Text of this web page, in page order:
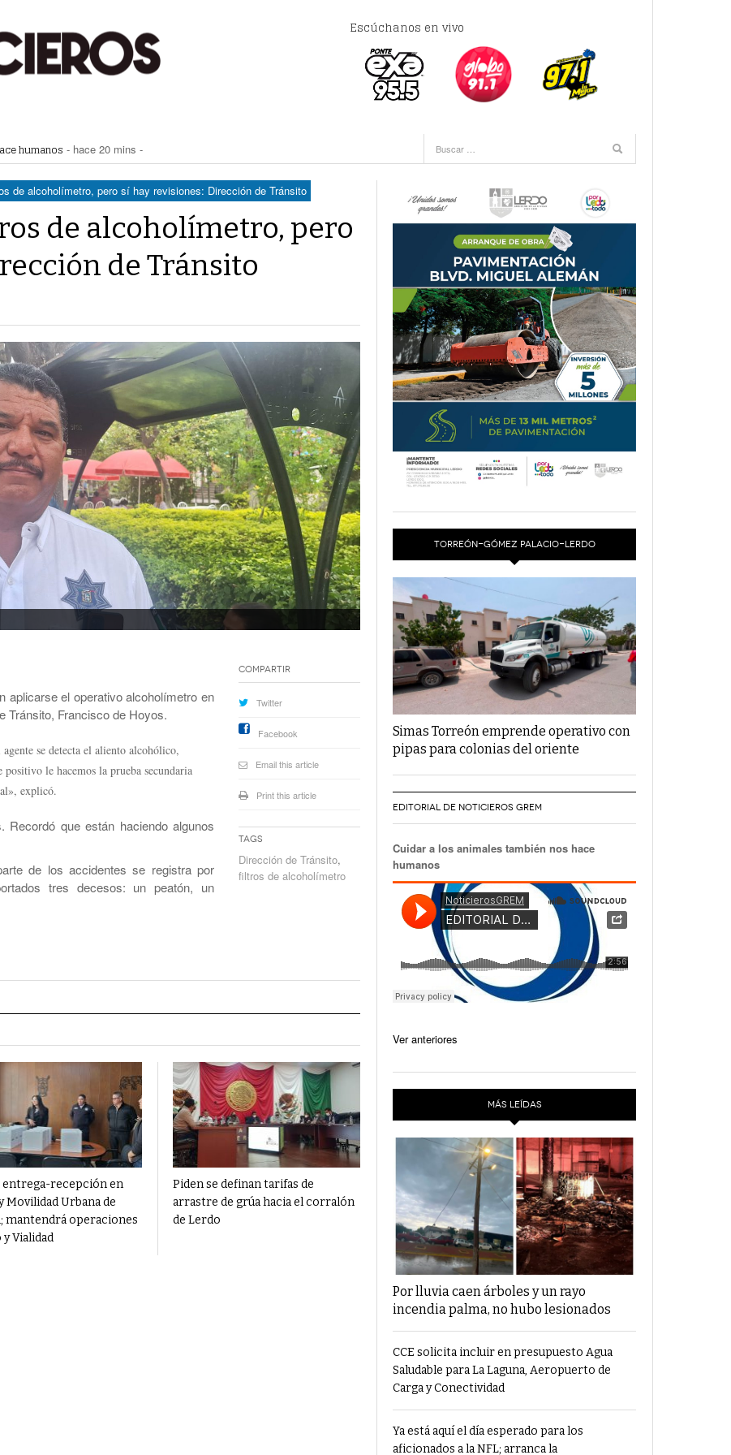
Escúchanos en vivo
pipas para colonias del oriente
su lugar en Playoffs- hace 33 mins -
Casa Blanca- hace 39 mins -
Zaragoza de Torreón- hace 48 mins -
de alcoholímetro, pero sí hay revisiones: Dirección de Tránsito
de alcoholímetro, pero
de Tránsito
aplicarse el operativo alcoholímetro en
Tránsito, Francisco de Hoyos.
se detecta el aliento alcohólico,
le hacemos la prueba secundaria
explicó.
que están haciendo algunos
de los accidentes se registra por
tres decesos: un peatón, un
Compartir
Twitter
Facebook
Email this article
Print this article
Tags
Dirección de Tránsito,
filtros de alcoholímetro
entrega-recepción en
Movilidad Urbana de
mantendrá operaciones
Vialidad
Piden se definan tarifas de
arrastre de grúa hacia el corralón
de Lerdo
TORREÓN-GÓMEZ PALACIO-LERDO
Simas Torreón emprende operativo con
pipas para colonias del oriente
EDITORIAL DE NOTICIEROS GREM
Cuidar a los animales también nos hace
humanos
Ver anteriores
MÁS LEÍDAS
Por lluvia caen árboles y un rayo
incendia palma, no hubo lesionados
CCE solicita incluir en presupuesto Agua
Saludable para La Laguna, Aeropuerto de
Carga y Conectividad
Ya está aquí el día esperado para los
aficionados a la NFL; arranca la